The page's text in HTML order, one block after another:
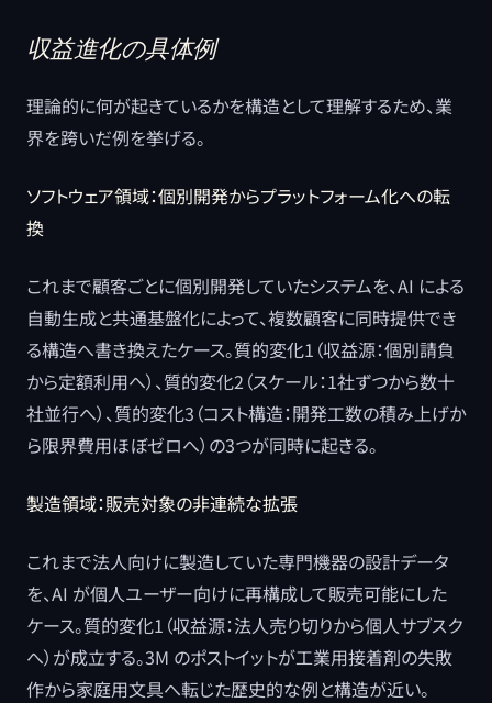
収益進化の具体例
理論的に何が起きているかを構造として理解するため、業
界を跨いだ例を挙げる。
ソフトウェア領域：個別開発からプラットフォーム化への転
換
これまで顧客ごとに個別開発していたシステムを、AI による
自動生成と共通基盤化によって、複数顧客に同時提供でき
る構造へ書き換えたケース。質的変化1（収益源：個別請負
から定額利用へ）、質的変化2（スケール：1社ずつから数十
社並行へ）、質的変化3（コスト構造：開発工数の積み上げか
ら限界費用ほぼゼロへ）の3つが同時に起きる。
製造領域：販売対象の非連続な拡張
これまで法人向けに製造していた専門機器の設計データ
を、AI が個人ユーザー向けに再構成して販売可能にした
ケース。質的変化1（収益源：法人売り切りから個人サブスク
へ）が成立する。3M のポストイットが工業用接着剤の失敗
作から家庭用文具へ転じた歴史的な例と構造が近い。